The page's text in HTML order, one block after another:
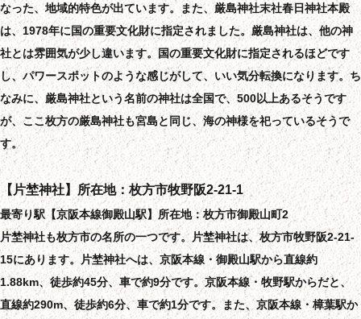
なった、地域的特色が出ています。また、厳島神社末社春日神社本殿
は、1978年に国の重要文化財に指定されました。厳島神社は、他の神
社とは雰囲気が少し違います。国の重要文化財に指定されるほどです
し、パワースポットのような感じがして、いい気分転換になります。ち
なみに、厳島神社という名前の神社は全国で、500以上あるそうです
が、ここ枚方の厳島神社も宮島と同じ、海の神様を祀っているそうで
す。
【片埜神社】所在地：枚方市牧野阪2-21-1
最寄り駅【京阪本線御殿山駅】所在地：枚方市御殿山町2
片埜神社も枚方市の名所の一つです。片埜神社は、枚方市牧野阪2-21-
15にあります。片埜神社へは、京阪本線・御殿山駅から直線約
1.88km、徒歩約45分、車で約9分です。京阪本線・牧野駅からだと、
直線約290m、徒歩約6分、車で約1分です。また、京阪本線・樟葉駅か